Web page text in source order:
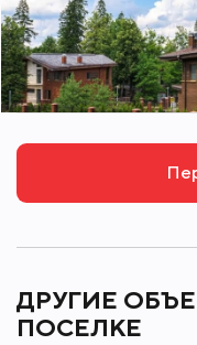
ДРУГИЕ
ПОСЕЛКЕ